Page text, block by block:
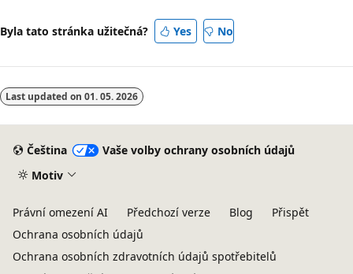
Byla tato stránka užitečná? Yes No
Last updated on 01. 05. 2026
Čeština
Vaše volby ochrany osobních údajů
Motiv
Právní omezení AI Předchozí verze Blog
Přispět
Ochrana osobních údajů
Ochrana osobních zdravotních údajů spotřebitelů